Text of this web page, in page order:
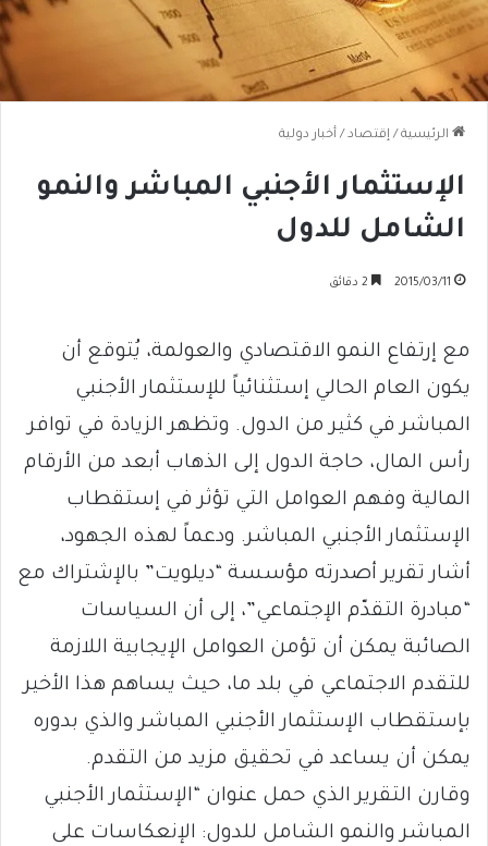
الرئيسية / إقتصاد / أخبار دولية
الإستثمار الأجنبي المباشر والنمو
الشامل للدول
2015/03/11
مع إرتفاع النمو الاقتصادي والعولمة، يُتوقع أن
يكون العام الحالي إستثنائياً للإستثمار الأجنبي
المباشر في كثير من الدول. وتظهر الزيادة في توافر
رأس المال، حاجة الدول إلى الذهاب أبعد من الأرقام
المالية وفهم العوامل التي تؤثر في إستقطاب
الإستثمار الأجنبي المباشر. ودعماً لهذه الجهود،
أشار تقرير أصدرته مؤسسة “ديلويت” بالإشتراك مع
“مبادرة التقدّم الإجتماعي”، إلى أن السياسات
الصائبة يمكن أن تؤمن العوامل الإيجابية اللازمة
للتقدم الاجتماعي في بلد ما، حيث يساهم هذا الأخير
بإستقطاب الإستثمار الأجنبي المباشر والذي بدوره
يمكن أن يساعد في تحقيق مزيد من التقدم.
وقارن التقرير الذي حمل عنوان “الإستثمار الأجنبي
المباشر والنمو الشامل للدول: الإنعكاسات على